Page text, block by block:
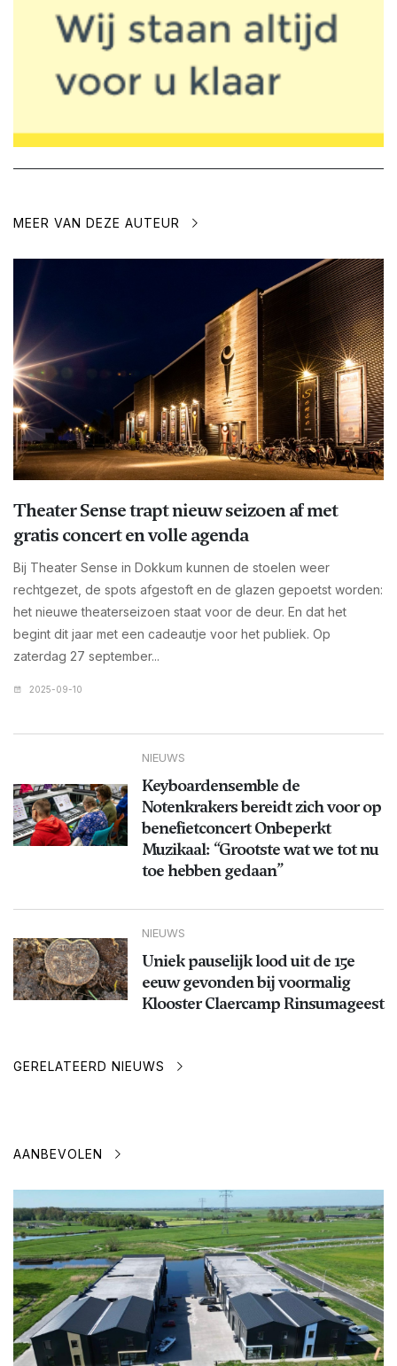
MEER VAN DEZE AUTEUR
Theater Sense trapt nieuw seizoen af met
gratis concert en volle agenda
Bij Theater Sense in Dokkum kunnen de stoelen weer
rechtgezet, de spots afgestoft en de glazen gepoetst worden:
het nieuwe theaterseizoen staat voor de deur. En dat het
begint dit jaar met een cadeautje voor het publiek. Op
zaterdag 27 september...
2025-09-10
NIEUWS
Keyboardensemble de
Notenkrakers bereidt zich voor op
benefietconcert Onbeperkt
Muzikaal: “Grootste wat we tot nu
toe hebben gedaan”
NIEUWS
Uniek pauselijk lood uit de 15e
eeuw gevonden bij voormalig
Klooster Claercamp Rinsumageest
GERELATEERD NIEUWS
AANBEVOLEN